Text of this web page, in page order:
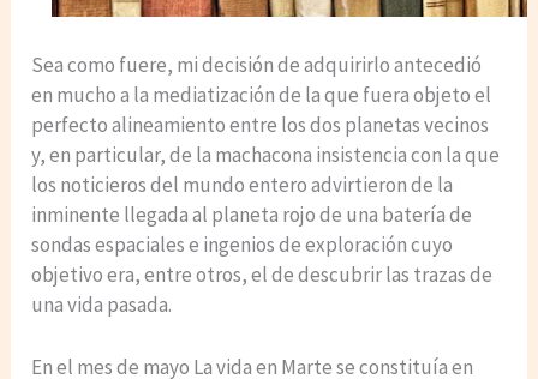
Sea como fuere, mi decisión de adquirirlo antecedió
en mucho a la mediatización de la que fuera objeto el
perfecto alineamiento entre los dos planetas vecinos
y, en particular, de la machacona insistencia con la que
los noticieros del mundo entero advirtieron de la
inminente llegada al planeta rojo de una batería de
sondas espaciales e ingenios de exploración cuyo
objetivo era, entre otros, el de descubrir las trazas de
una vida pasada.
En el mes de mayo La vida en Marte se constituía en